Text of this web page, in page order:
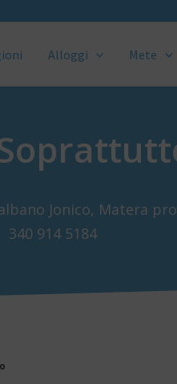
Alloggi Mete
Jonico, Matera
340 914 5184